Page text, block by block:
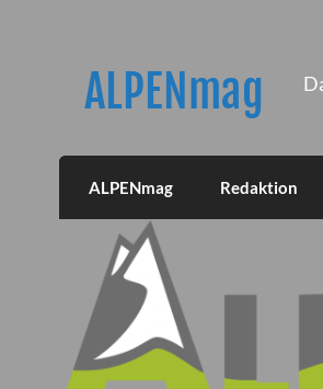
ALPENmag
ALPENmag Redaktion